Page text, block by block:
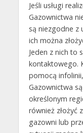
Jeśli usługi
Gazownictwa
są niezgodne z
ich można
Jeden z nich to
kontaktowego.
pomocą
Gazownictwa
określonym
również złożyć
gazowni lub